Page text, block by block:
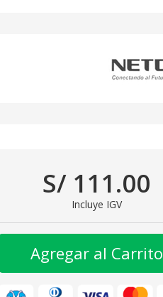
S/ 111.00
Incluye IGV
Agregar al Carrito